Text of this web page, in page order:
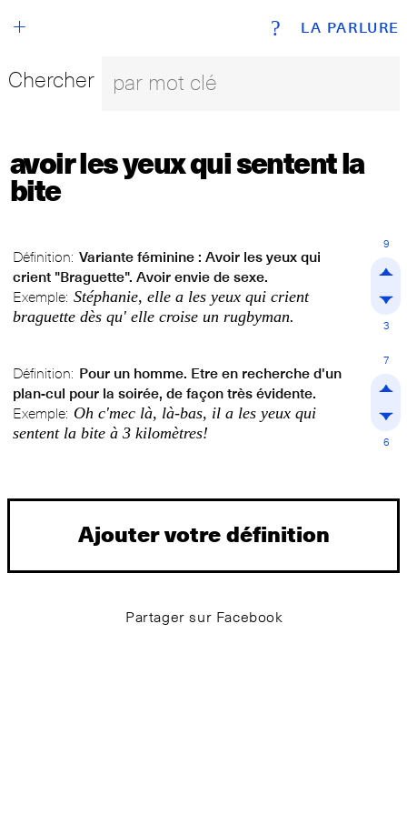
LA PARLURE
+ ?
Chercher
avoir les yeux qui sentent la
bite
Définition: Variante féminine : Avoir les yeux qui
crient "Braguette". Avoir envie de sexe.
Exemple: Stéphanie, elle a les yeux qui crient
braguette dès qu' elle croise un rugbyman.
9
3
Définition: Pour un homme. Etre en recherche d'un
plan-cul pour la soirée, de façon très évidente.
Exemple: Oh c'mec là, là-bas, il a les yeux qui
sentent la bite à 3 kilomètres!
7
6
Ajouter votre définition
Partager sur Facebook